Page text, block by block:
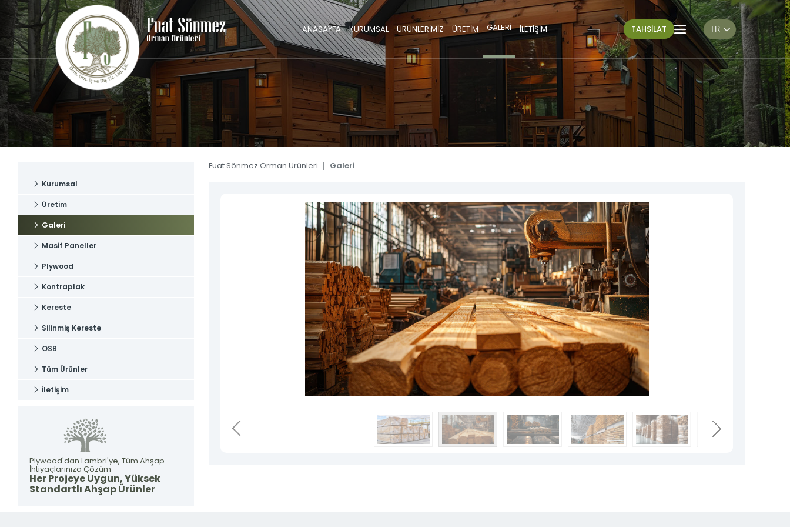
×
Fuat Sönmez
Orman Ürünleri
Üretim
Galeri
İletişim Hattı
0 332 342 6525
Sosyal Medya
Hesaplarımız Konum
MASIF PANELLER PLYWOOD KONTRAPLAK
SILINMIŞ KERESTE OSB
ANASAYFA KURUMSAL ÜRÜNLERİMİZ ÜRETİM GALERİ İLETİŞİM TAHSİLAT TR
× Kurumsal
Üretim
Galeri
Masif Paneller
Plywood
Kontraplak
Kereste
Silinmiş Kereste
Kurumsal
Üretim
Galeri
Masif Paneller
Plywood
Kontraplak
Kereste
Silinmiş Kereste
OSB
Tüm Ürünler
İletişim
Plywood'dan Lambri'ye, Tüm Ahşap
İhtiyaçlarınıza Çözüm
Her Projeye Uygun, Yüksek
Standartlı Ahşap Ürünler
Fuat Sönmez Orman Ürünleri Galeri